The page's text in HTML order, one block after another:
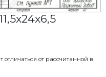
от рассчитанной в